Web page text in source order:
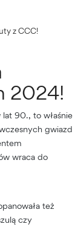
z CCC!
2024!
90., to właśnie
gwiazd
wraca do
też
czy